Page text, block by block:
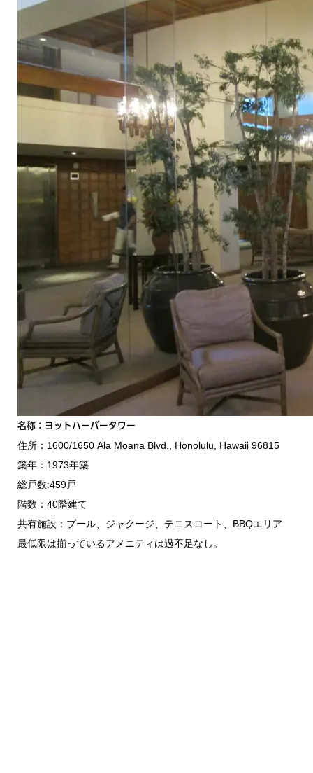
名称：ヨットハーバータワー
住所：1600/1650 Ala Moana Blvd., Honolulu, Hawaii 96815
築年：1973年築
総戸数:459戸
階数：40階建て
共有施設：プール、ジャクージ、テニスコート、BBQエリア
最低限は揃っているアメニティは過不足なし。